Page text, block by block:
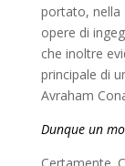
portato, nella
opere di
che inoltre
principale di
Avraham
Dunque un